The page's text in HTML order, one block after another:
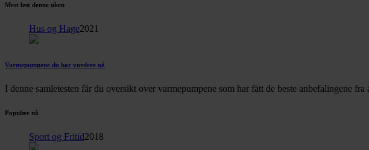
Mest lest denne uken
Hus og Hage2021
Varmepumpene du bør vurdere nå
I denne samletesten får du oversikt over varmepumpene som har fått de beste anbefalingene
Populær nå
Sport og Fritid2018